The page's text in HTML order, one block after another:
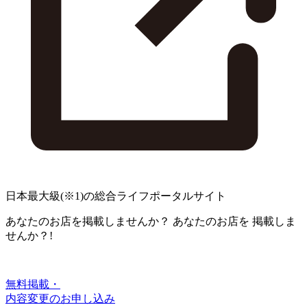
日本最大級(※1)の総合ライフポータルサイト
あなたのお店を掲載しませんか？ あなたのお店を 掲載しま
せんか？!
無料掲載・
内容変更のお申し込み